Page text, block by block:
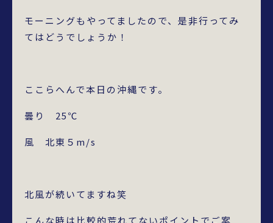
モーニングもやってましたので、是非行ってみ
てはどうでしょうか！
ここらへんで本日の沖縄です。
曇り 25℃
風 北東５m/s
北風が続いてますね笑
こんな時は比較的荒れてないポイントでご案